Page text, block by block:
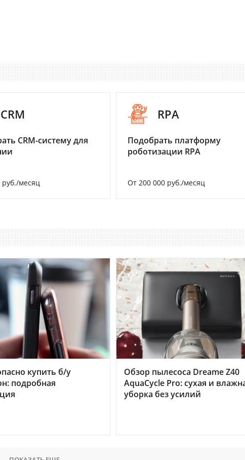
CRM
CRM-систему для
месяц
RPA
Подобрать платформу
роботизации RPA
От 200 000 руб./месяц
купить б/у
подробная
Обзор пылесоса Dreame Z40
AquaCycle Pro: сухая и
уборка без усилий